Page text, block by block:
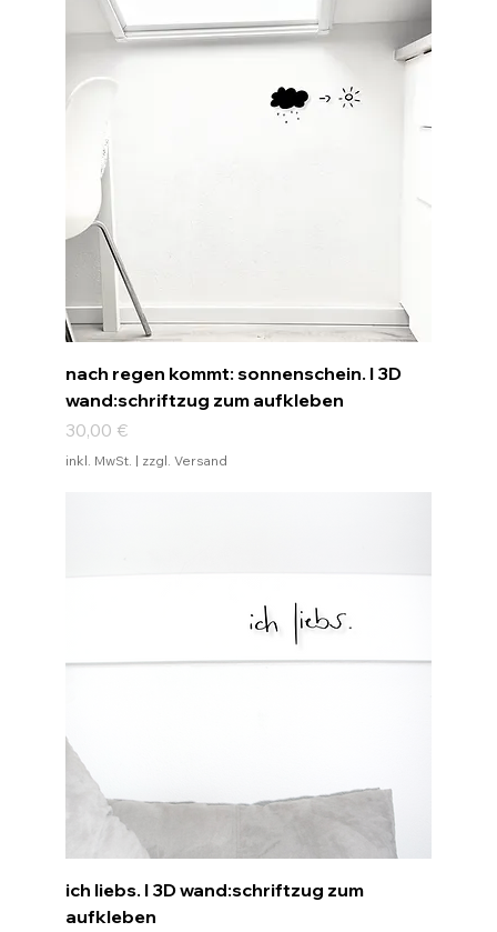
nach regen kommt: sonnenschein. I 3D
wand:schriftzug zum aufkleben
Preis
30,00 €
inkl. MwSt. | zzgl. Versand
ich liebs. I 3D wand:schriftzug zum
aufkleben